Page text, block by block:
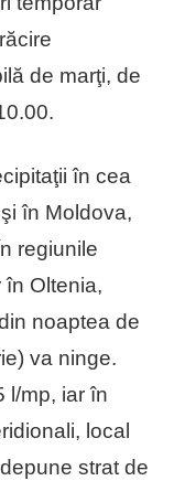
de marţi, de
în cea
în Moldova,
regiunile
în Oltenia,
noaptea de
va ninge.
l/mp, iar în
local
strat de